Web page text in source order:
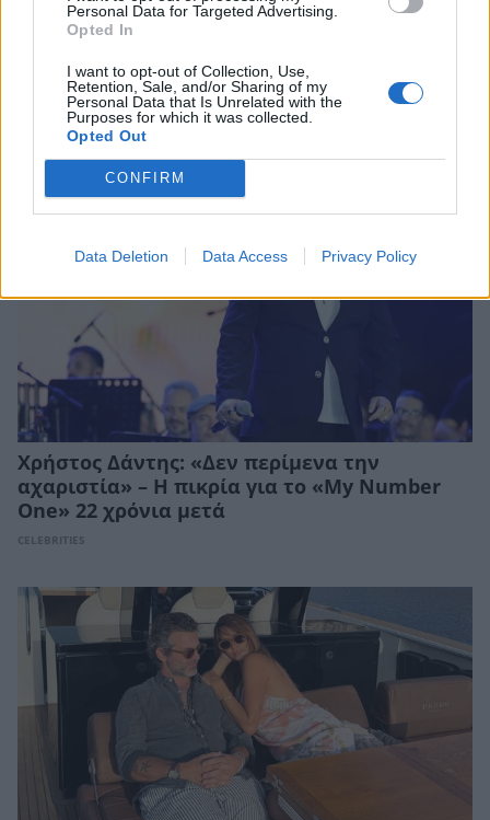
Personal Data for Targeted Advertising.
Opted In
I want to opt-out of Collection, Use,
Retention, Sale, and/or Sharing of my
Personal Data that Is Unrelated with the
Purposes for which it was collected.
Opted Out
CONFIRM
Data Deletion Data Access Privacy Policy
ΜΑΡΙΕΤΤΑ ΧΡΟΥΣΑΛΑ ΠΕΡΙΟΔΙΚΟ ΟΚ!
ΠΕΡΙΣΣΟΤΕΡΑ ΣΤΟ
Χρήστος Δάντης: «Δεν περίμενα την
αχαριστία» – Η πικρία για το «My Number
One» 22 χρόνια μετά
CELEBRITIES